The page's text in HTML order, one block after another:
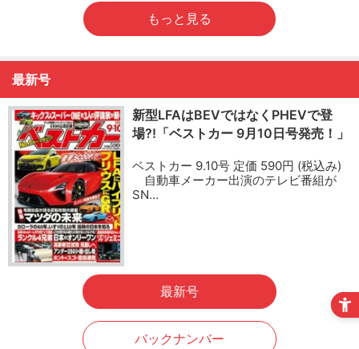
もっと見る
最新号
新型LFAはBEVではなくPHEVで登
場?!「ベストカー 9月10日号発売！」
ベストカー 9.10号 定価 590円 (税込み)
自動車メーカー出演のテレビ番組が
SN…
最新号
バックナンバー